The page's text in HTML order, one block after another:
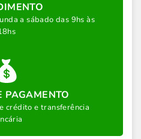
a sábado das 9hs às
PAGAMENTO
crédito e transferência